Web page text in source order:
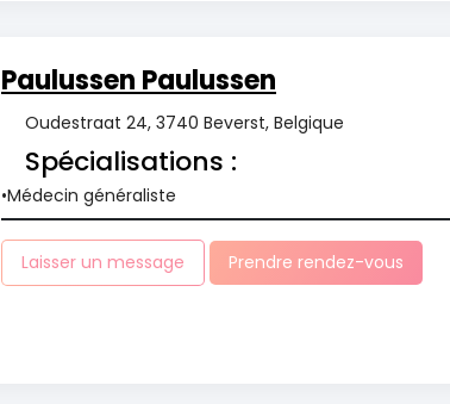
Paulussen Paulussen
Oudestraat 24, 3740 Beverst, Belgique
Spécialisations :
Médecin généraliste
Laisser un message Prendre rendez-vous